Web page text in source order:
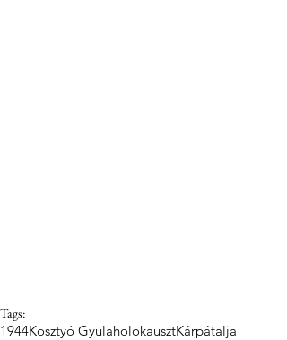
Tags:
1944Kosztyó GyulaholokausztKárpátalja